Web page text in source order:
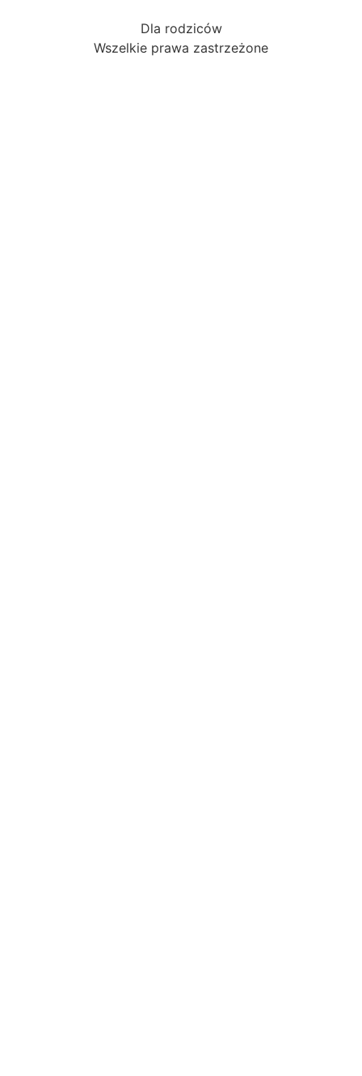
Dla rodziców
Wszelkie prawa zastrzeżone